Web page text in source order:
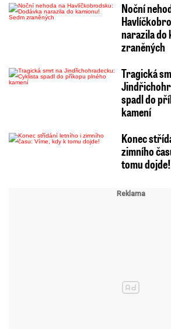
Noční
narazila do
zraněných
Tragická
spadl do
kamení
Konec
zimního
tomu dojde!